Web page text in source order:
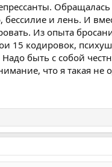
и лень. И
Из опыта
15 кодировок,
быть с собой
что я такая не